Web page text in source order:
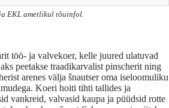
EKL ametlikul tõuinfol.
töö- ja valvekoer, kelle juured ulatuvad
peetakse traadikarvalist pinscherit ning
arenes välja šnautser oma iseloomuliku
Koeri hoiti tihti tallides ja
vankreid, valvasid kaupa ja püüdsid rotte